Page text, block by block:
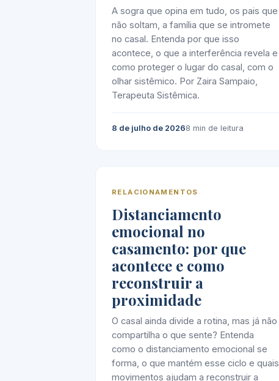
A sogra que opina em tudo, os pais que
não soltam, a família que se intromete
no casal. Entenda por que isso
acontece, o que a interferência revela e
como proteger o lugar do casal, com o
olhar sistêmico. Por Zaira Sampaio,
Terapeuta Sistêmica.
8 de julho de 20268 min de leitura
RELACIONAMENTOS
Distanciamento
emocional no
casamento: por que
acontece e como
reconstruir a
proximidade
O casal ainda divide a rotina, mas já não
compartilha o que sente? Entenda
como o distanciamento emocional se
forma, o que mantém esse ciclo e quais
movimentos ajudam a reconstruir a